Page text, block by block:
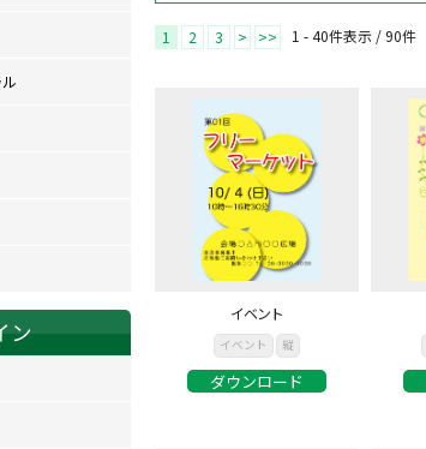
1 2 3 > >> 1 - 40件表示 /90件
イベント
イベント 縦
ダウンロード
ン